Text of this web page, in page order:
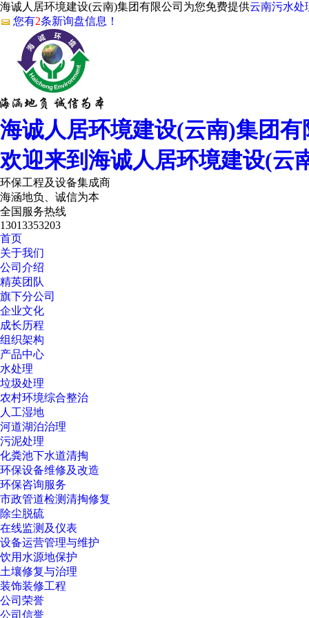
海诚人居环境建设(云南)集团有限公司为您免费提供云南污水处
您有2条新询盘信息！
海诚人居环境建设(云南)集团有
欢迎来到海诚人居环境建设(云
环保工程及设备集成商
海涵地负、诚信为本
全国服务热线
13013353203
首页
关于我们
公司介绍
精英团队
旗下分公司
企业文化
成长历程
组织架构
产品中心
水处理
垃圾处理
农村环境综合整治
人工湿地
河道湖泊治理
污泥处理
化粪池下水道清掏
环保设备维修及改造
环保咨询服务
市政管道检测清掏修复
除尘脱硫
在线监测及仪表
设备运营管理与维护
饮用水源地保护
土壤修复与治理
装饰装修工程
公司荣誉
公司信誉